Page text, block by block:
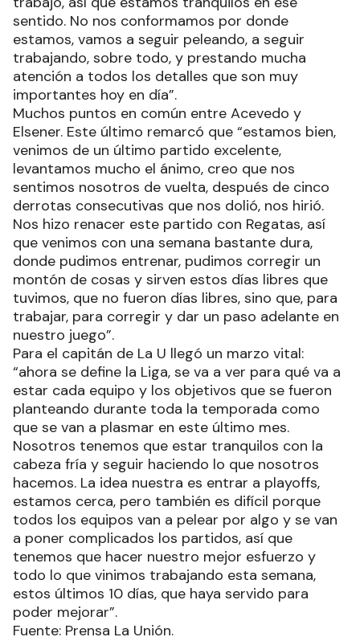
sentido. No nos conformamos por donde
estamos, vamos a seguir peleando, a seguir
trabajando, sobre todo, y prestando mucha
atención a todos los detalles que son muy
importantes hoy en día”.
Muchos puntos en común entre Acevedo y
Elsener. Este último remarcó que “estamos bien,
venimos de un último partido excelente,
levantamos mucho el ánimo, creo que nos
sentimos nosotros de vuelta, después de cinco
derrotas consecutivas que nos dolió, nos hirió.
Nos hizo renacer este partido con Regatas, así
que venimos con una semana bastante dura,
donde pudimos entrenar, pudimos corregir un
montón de cosas y sirven estos días libres que
tuvimos, que no fueron días libres, sino que, para
trabajar, para corregir y dar un paso adelante en
nuestro juego”.
Para el capitán de La U llegó un marzo vital:
“ahora se define la Liga, se va a ver para qué va a
estar cada equipo y los objetivos que se fueron
planteando durante toda la temporada como
que se van a plasmar en este último mes.
Nosotros tenemos que estar tranquilos con la
cabeza fría y seguir haciendo lo que nosotros
hacemos. La idea nuestra es entrar a playoffs,
estamos cerca, pero también es difícil porque
todos los equipos van a pelear por algo y se van
a poner complicados los partidos, así que
tenemos que hacer nuestro mejor esfuerzo y
todo lo que vinimos trabajando esta semana,
estos últimos 10 días, que haya servido para
poder mejorar”.
Fuente: Prensa La Unión.